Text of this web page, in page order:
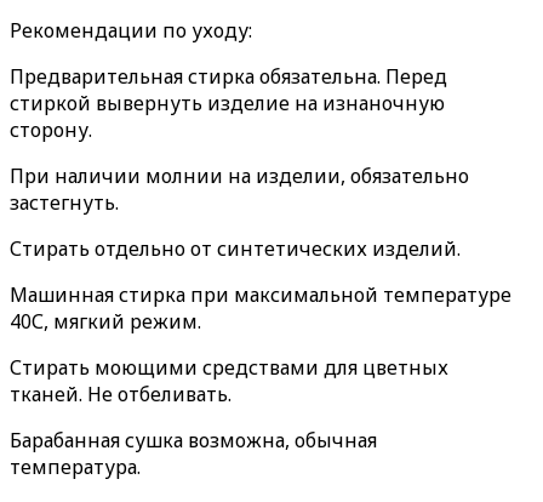
Рекомендации по уходу:
Предварительная стирка обязательна. Перед
стиркой вывернуть изделие на изнаночную
сторону.
При наличии молнии на изделии, обязательно
застегнуть.
Стирать отдельно от синтетических изделий.
Машинная стирка при максимальной температуре
40С, мягкий режим.
Стирать моющими средствами для цветных
тканей. Не отбеливать.
Барабанная сушка возможна, обычная
температура.